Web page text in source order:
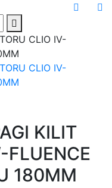
KILIT
FLUENCE
180MM